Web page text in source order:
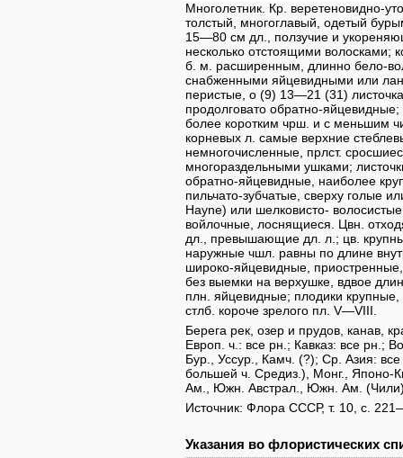
Многолетник. Кр. веретеновидно-
толстый, многоглавый, одетый
15—80 см дл., ползучие и
несколько отстоящими
б. м. расширенным, длинно бело-
снабженными яйцевидными или
перистые, о (9) 13—21 (31)
продолговато обратно-
более коротким чрш. и с меньшим
корневых л. самые верхние
немногочисленные, прлст.
многораздельными ушками;
обратно-яйцевидные, наиболее
пильчато-зубчатые, сверху голые
Hayne) или шелковисто-
войлочные, лоснящиеся. Цвн.
дл., превышающие дл. л.; цв.
наружные чшл. равны по длине
широко-яйцевидные,
без выемки на верхушке, вдвое
плн. яйцевидные; плодики
стлб. короче зрелого пл. V—VIII.
Берега рек, озер и прудов, канав,
Европ. ч.: все рн.; Кавказ: все рн.;
Бур., Уссур., Камч. (?); Ср. Азия:
большей ч. Средиз.), Монг., Японо-
Ам., Южн. Австрал., Южн. Ам.
Источник: Флора СССР, т. 10, с.
Указания во флористических